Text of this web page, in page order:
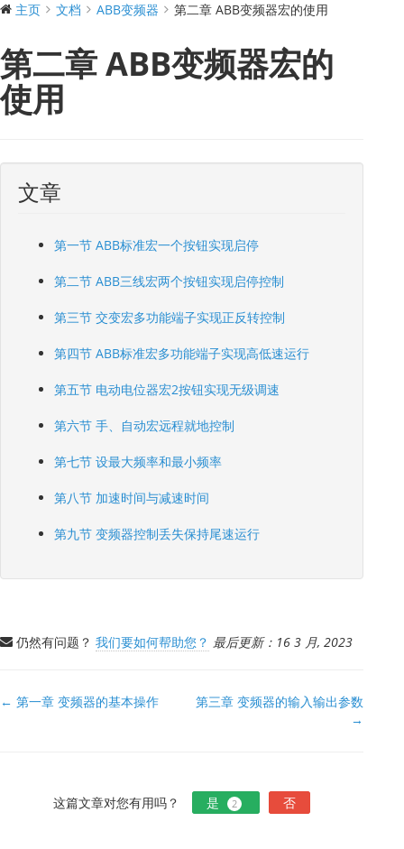
主页
文档 ABB变频器 第二章 ABB变频器宏的使用
第二章 ABB变频器宏的
使用
文章
第一节 ABB标准宏一个按钮实现启停
第二节 ABB三线宏两个按钮实现启停控制
第三节 交变宏多功能端子实现正反转控制
第四节 ABB标准宏多功能端子实现高低速运行
第五节 电动电位器宏2按钮实现无级调速
第六节 手、自动宏远程就地控制
第七节 设最大频率和最小频率
第八节 加速时间与减速时间
第九节 变频器控制丢失保持尾速运行
仍然有问题？ 我们要如何帮助您？ 最后更新：16 3 月, 2023
文
← 第一章 变频器的基本操作
第三章 变频器的输入输出参数
→
这篇文章对您有用吗？ 是 2 否